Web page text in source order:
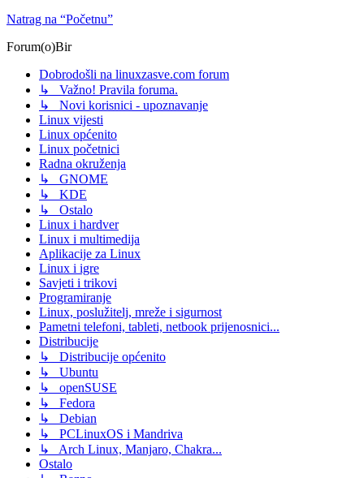
Natrag na “Početnu”
Forum(o)Bir
Dobrodošli na linuxzasve.com forum
↳ Važno! Pravila foruma.
↳ Novi korisnici - upoznavanje
Linux vijesti
Linux općenito
Linux početnici
Radna okruženja
↳ GNOME
↳ KDE
↳ Ostalo
Linux i hardver
Linux i multimedija
Aplikacije za Linux
Linux i igre
Savjeti i trikovi
Programiranje
Linux, poslužitelj, mreže i sigurnost
Pametni telefoni, tableti, netbook prijenosnici...
Distribucije
↳ Distribucije općenito
↳ Ubuntu
↳ openSUSE
↳ Fedora
↳ Debian
↳ PCLinuxOS i Mandriva
↳ Arch Linux, Manjaro, Chakra...
Ostalo